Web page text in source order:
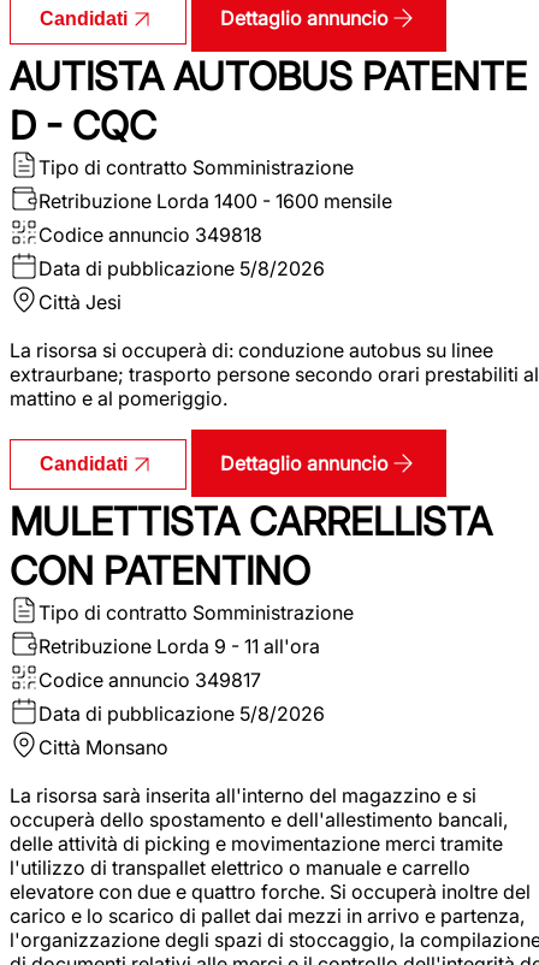
Candidati Dettaglio annuncio
AUTISTA AUTOBUS PATENTE
D - CQC
Tipo di contratto Somministrazione
Retribuzione Lorda 1400 - 1600 mensile
Codice annuncio 349818
Data di pubblicazione 5/8/2026
Città Jesi
La risorsa si occuperà di: conduzione autobus su linee
extraurbane; trasporto persone secondo orari prestabiliti al
mattino e al pomeriggio.
Candidati Dettaglio annuncio
MULETTISTA CARRELLISTA
CON PATENTINO
Tipo di contratto Somministrazione
Retribuzione Lorda 9 - 11 all'ora
Codice annuncio 349817
Data di pubblicazione 5/8/2026
Città Monsano
La risorsa sarà inserita all'interno del magazzino e si
occuperà dello spostamento e dell'allestimento bancali,
delle attività di picking e movimentazione merci tramite
l'utilizzo di transpallet elettrico o manuale e carrello
elevatore con due e quattro forche. Si occuperà inoltre del
carico e lo scarico di pallet dai mezzi in arrivo e partenza,
l'organizzazione degli spazi di stoccaggio, la